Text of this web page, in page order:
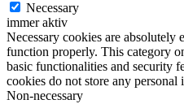
Necessary
immer aktiv
Necessary cookies are absolutely
function properly. This category
basic functionalities and security
cookies do not store any personal
Non-necessary